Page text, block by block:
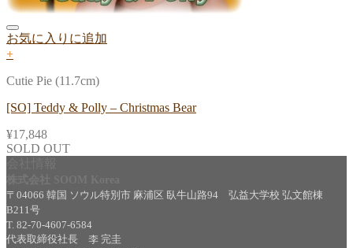
お気に入りに追加
+
Cutie Pie (11.7cm)
[SO] Teddy & Polly – Christmas Bear
¥17,848
SOLD OUT
〒04066 韓国 ソウル特別市 麻浦区 臥牛山路94 弘益大学校 弘文館棟
B211号
T. 82-70-4607-6584
代表取締役社長 李 完圭